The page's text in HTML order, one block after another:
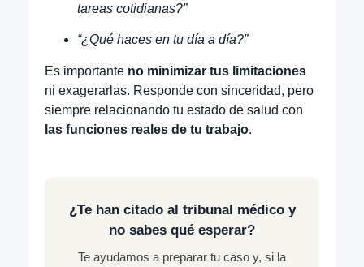
tareas cotidianas?”
“¿Qué haces en tu día a día?”
Es importante no minimizar tus limitaciones
ni exagerarlas. Responde con sinceridad, pero
siempre relacionando tu estado de salud con
las funciones reales de tu trabajo.
¿Te han citado al tribunal médico y
no sabes qué esperar?
Te ayudamos a preparar tu caso y, si la